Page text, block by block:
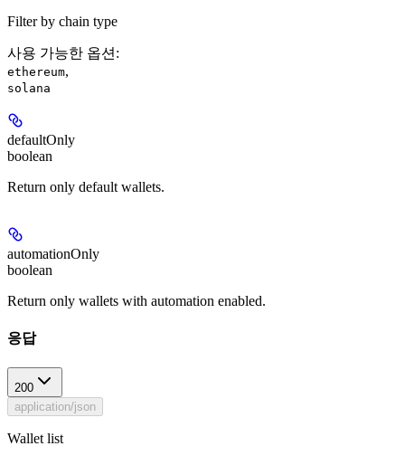
Filter by chain type
사용 가능한 옵션 :
ethereum,
solana
defaultOnly
boolean
Return only default wallets.
automationOnly
boolean
Return only wallets with automation enabled.
응답
200
application/json
Wallet list